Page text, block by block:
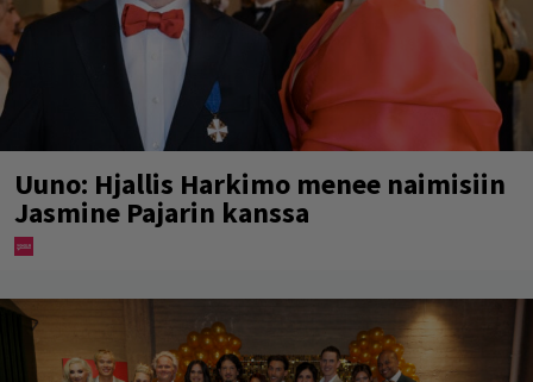
Uuno: Hjallis Harkimo menee naimisiin
Jasmine Pajarin kanssa